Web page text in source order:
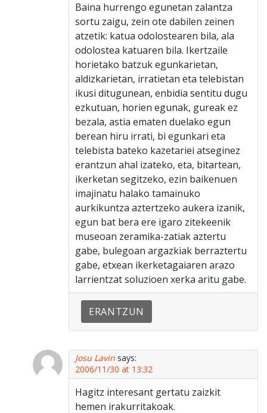
Baina hurrengo egunetan zalantza
sortu zaigu, zein ote dabilen zeinen
atzetik: katua odolostearen bila, ala
odolostea katuaren bila. Ikertzaile
horietako batzuk egunkarietan,
aldizkarietan, irratietan eta telebistan
ikusi ditugunean, enbidia sentitu dugu
ezkutuan, horien egunak, gureak ez
bezala, astia ematen duelako egun
berean hiru irrati, bi egunkari eta
telebista bateko kazetariei atseginez
erantzun ahal izateko, eta, bitartean,
ikerketan segitzeko, ezin baikenuen
imajinatu halako tamainuko
aurkikuntza aztertzeko aukera izanik,
egun bat bera ere igaro zitekeenik
museoan zeramika-zatiak aztertu
gabe, bulegoan argazkiak berraztertu
gabe, etxean ikerketagaiaren arazo
larrientzat soluzioen xerka aritu gabe.
ERANTZUN
Josu Lavin says:
2006/11/30 at 13:32
Hagitz interesant gertatu zaizkit
hemen irakurritakoak.